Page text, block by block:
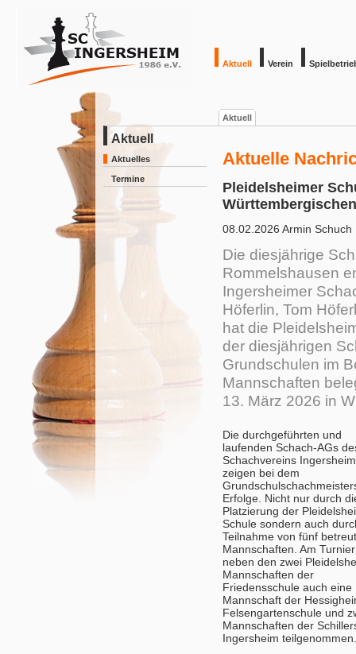
Aktuell Verein
Aktuell
Aktuell
Aktuelles
Termine
Aktuelle
Pleidelsheimer
Württembergischen
08.02.2026 Armin Schuch
Die diesjährige
Rommelshausen
Ingersheimer
Höferlin, Tom
hat die
der diesjährigen
Grundschulen im
Mannschaften
13. März 2026 in
Die durchgeführten und
laufenden Schach-AGs
Schachvereins Ingersheim
zeigen bei dem
Erfolge. Nicht nur durch
Platzierung der
Schule sondern auch
Teilnahme von fünf
Mannschaften. Am
neben den zwei
Mannschaften der
Friedensschule auch eine
Mannschaft der
Felsengartenschule und
Mannschaften der
Ingersheim teilgenommen.